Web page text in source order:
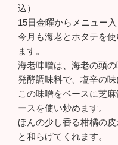
込）
15日金曜からメニュー
今月も海老とホタテを
ます。
海老味噌は、海老の頭
発酵調味料で、塩辛の味
この味噌をベースに芝
ースを使い炒めます。
ほんの少し香る柑橘の
と和らげてくれます。